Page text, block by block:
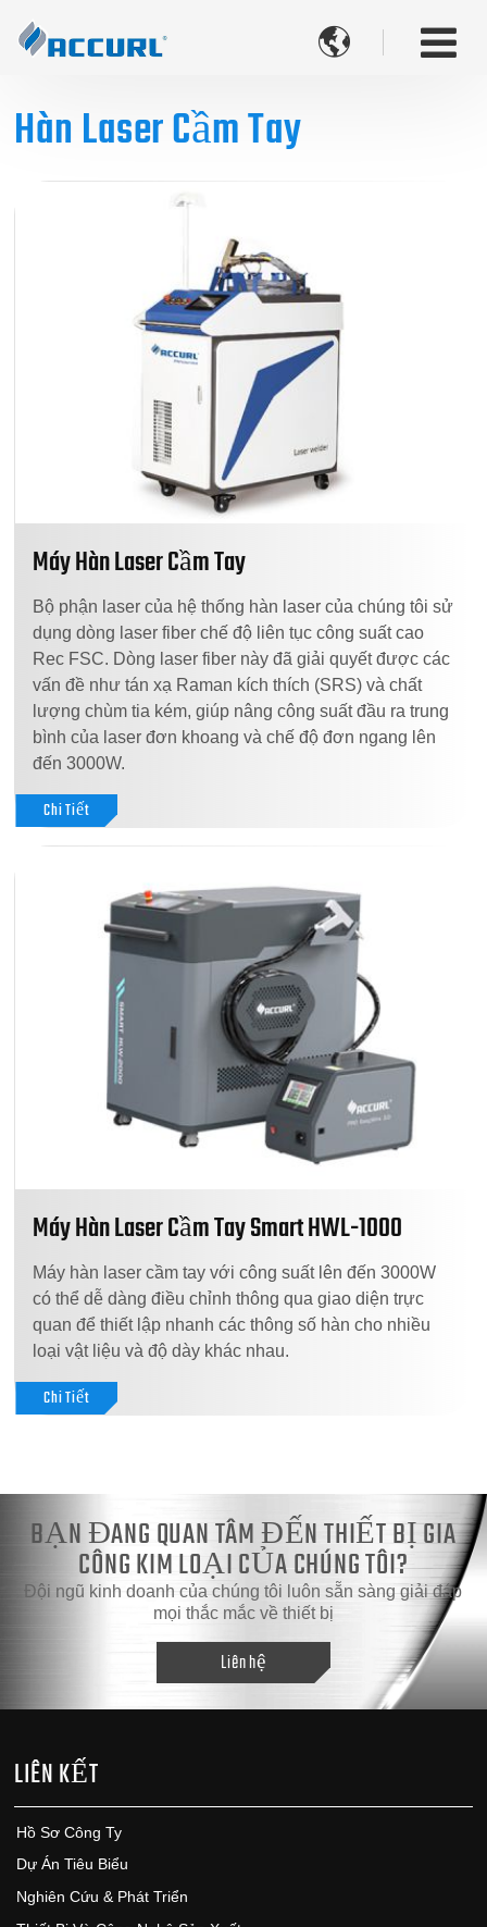

Hàn Laser Cầm Tay
Máy Hàn Laser Cầm Tay
Bộ phận laser của hệ thống hàn laser của chúng tôi sử
dụng dòng laser fiber chế độ liên tục công suất cao
Rec FSC. Dòng laser fiber này đã giải quyết được các
vấn đề như tán xạ Raman kích thích (SRS) và chất
lượng chùm tia kém, giúp nâng công suất đầu ra trung
bình của laser đơn khoang và chế độ đơn ngang lên
đến 3000W.
Chi Tiết
Máy Hàn Laser Cầm Tay Smart HWL-1000
Máy hàn laser cầm tay với công suất lên đến 3000W
có thể dễ dàng điều chỉnh thông qua giao diện trực
quan để thiết lập nhanh các thông số hàn cho nhiều
loại vật liệu và độ dày khác nhau.
Chi Tiết
BẠN ĐANG QUAN TÂM ĐẾN THIẾT BỊ GIA
CÔNG KIM LOẠI CỦA CHÚNG TÔI?
Đội ngũ kinh doanh của chúng tôi luôn sẵn sàng giải đáp
mọi thắc mắc về thiết bị
Liên hệ
LIÊN KẾT
Hồ Sơ Công Ty
Dự Án Tiêu Biểu
Nghiên Cứu & Phát Triển